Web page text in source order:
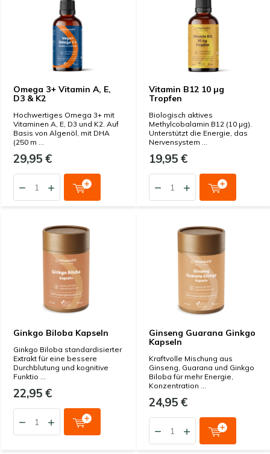
Omega 3+ Vitamin A, E,
D3 & K2
Hochwertiges Omega 3+ mit
Vitaminen A, E, D3 und K2. Auf
Basis von Algenöl, mit DHA
(250 m ...
29,95 €
Vitamin B12 10 µg
Tropfen
Biologisch aktives
Methylcobalamin B12 (10 µg).
Unterstützt die Energie, das
Nervensystem ...
19,95 €
Ginkgo Biloba Kapseln
Ginkgo Biloba standardisierter
Extrakt für eine bessere
Durchblutung und kognitive
Funktio ...
22,95 €
Ginseng Guarana Ginkgo
Kapseln
Kraftvolle Mischung aus
Ginseng, Guarana und Ginkgo
Biloba für mehr Energie,
Konzentration ...
24,95 €